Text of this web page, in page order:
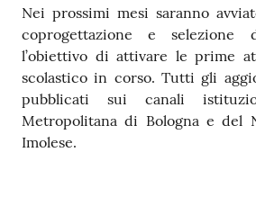
Nei prossimi mesi saranno
coprogettazione e selezione
l’obiettivo di attivare le prime
scolastico in corso. Tutti gli
pubblicati sui canali
Metropolitana di Bologna e del
Imolese.